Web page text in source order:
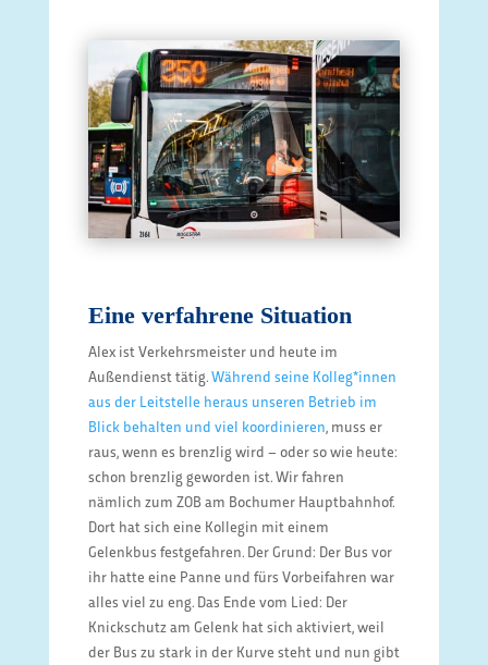
Eine verfahrene Situation
Alex ist Verkehrsmeister und heute im
Außendienst tätig.Während seine Kolleg*innen
aus der Leitstelle heraus unseren Betrieb im
Blick behalten und viel koordinieren, muss er
raus, wenn es brenzlig wird – oder so wie heute:
schon brenzlig geworden ist. Wir fahren
nämlich zum ZOB am Bochumer Hauptbahnhof.
Dort hat sich eine Kollegin mit einem
Gelenkbus festgefahren. Der Grund: Der Bus vor
ihr hatte eine Panne und fürs Vorbeifahren war
alles viel zu eng. Das Ende vom Lied: Der
Knickschutz am Gelenk hat sich aktiviert, weil
der Bus zu stark in der Kurve steht und nun gibt